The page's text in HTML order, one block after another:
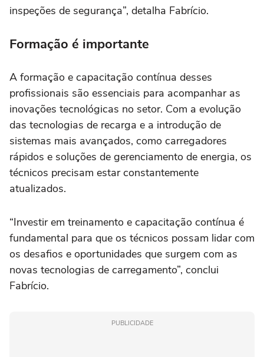
inspeções de segurança”, detalha Fabrício.
Formação é importante
A formação e capacitação contínua desses
profissionais são essenciais para acompanhar as
inovações tecnológicas no setor. Com a evolução
das tecnologias de recarga e a introdução de
sistemas mais avançados, como carregadores
rápidos e soluções de gerenciamento de energia, os
técnicos precisam estar constantemente
atualizados.
“Investir em treinamento e capacitação contínua é
fundamental para que os técnicos possam lidar com
os desafios e oportunidades que surgem com as
novas tecnologias de carregamento”, conclui
Fabrício.
PUBLICIDADE